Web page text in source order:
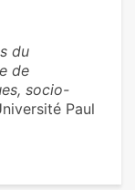
du
de
socio-
Paul